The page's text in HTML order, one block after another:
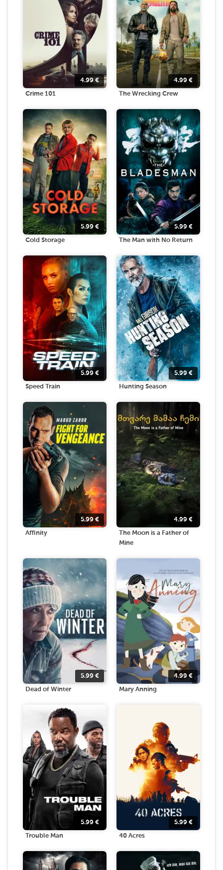
4.99€
Crime 101
4.99 €
The Wrecking Crew
5.99 €
Cold Storage
5.99 €
The Man with No Return
5.99 €
Speed Train
5.99 €
Hunting Season
5.99 €
Affinity
4.99 €
The Moon is a Father of
Mine
5.99 €
Dead of Winter
4.99 €
Mary Anning
5.99 €
Trouble Man
5.99 €
40 Acres